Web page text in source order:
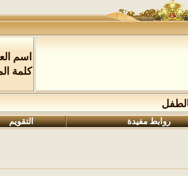
اسم
كلمة
روابط مفيدة التقويم